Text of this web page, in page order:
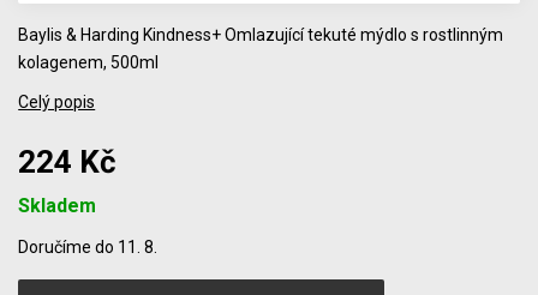
Baylis & Harding Kindness+ Omlazující tekuté mýdlo s rostlinným
kolagenem, 500ml
Celý popis
224 Kč
Skladem
Doručíme do 11. 8.